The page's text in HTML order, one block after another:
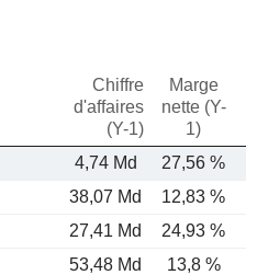
Chiffre
d'affaires
(Y-1)
Marge
nette (Y-
1)
4,74 Md 27,56 %
38,07 Md 12,83 %
27,41 Md 24,93 %
53,48 Md 13,8 %